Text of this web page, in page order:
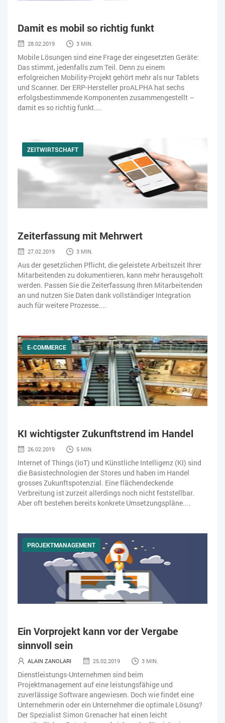
Damit es mobil so richtig funkt
28.02.2019 3 MIN.
Mobile Lösungen sind eine Frage der eingesetzten Geräte:
Das stimmt, jedenfalls zum Teil. Denn zu einem
erfolgreichen Mobility-Projekt gehört mehr als nur Tablets
und Scanner. Der ERP-Hersteller proALPHA hat sechs
erfolgsbestimmende Komponenten zusammengestellt –
damit es so richtig funkt....
ZEITWIRTSCHAFT
Zeiterfassung mit Mehrwert
27.02.2019 3 MIN.
Aus der gesetzlichen Pflicht, die geleistete Arbeitszeit Ihrer
Mitarbeitenden zu dokumentieren, kann mehr herausgeholt
werden. Passen Sie die Zeiterfassung Ihren Mitarbeitenden
an und nutzen Sie Daten dank vollständiger Integration
auch für weitere Prozesse....
E-COMMERCE
KI wichtigster Zukunftstrend im Handel
26.02.2019 5 MIN.
Internet of Things (IoT) und Künstliche Intelligenz (KI) sind
die Basistechnologien der Stores und haben im Handel
grosses Zukunftspotenzial. Eine flächendeckende
Verbreitung ist zurzeit allerdings noch nicht feststellbar.
Aber oft bestehen bereits konkrete Umsetzungspläne....
PROJEKTMANAGEMENT
Ein Vorprojekt kann vor der Vergabe
sinnvoll sein
ALAIN ZANOLARI 25.02.2019 3 MIN.
Dienstleistungs-Unternehmen sind beim
Projektmanagement auf eine leistungsfähige und
zuverlässige Software angewiesen. Doch wie findet eine
Unternehmerin oder ein Unternehmer die optimale Lösung?
Der Spezialist Simon Grenacher hat einen leicht